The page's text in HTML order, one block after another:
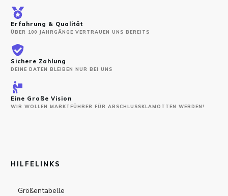
Erfahrung & Qualität
ÜBER 100 JAHRGÄNGE VERTRAUEN UNS BEREITS
Sichere Zahlung
DEINE DATEN BLEIBEN NUR BEI UNS
Eine Große Vision
WIR WOLLEN MARKTFÜHRER FÜR ABSCHLUSSKLAMOTTEN WERDEN!
HILFELINKS
Größentabelle